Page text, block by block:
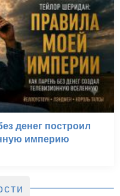
денег построил
империю